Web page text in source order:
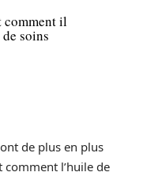
comment il
soins
de plus en plus
l’huile de